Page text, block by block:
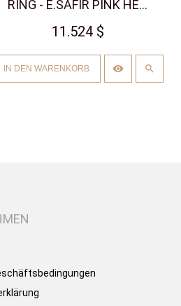
RING - E.SAFIR PINK HE...
11.524 $
IN DEN WARENKORB